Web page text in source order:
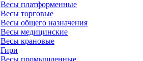
Весы платформенные
Весы торговые
Весы общего назначения
Весы медицинские
Весы крановые
Гири
Весы промышленные